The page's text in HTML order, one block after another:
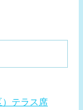
）テラス席